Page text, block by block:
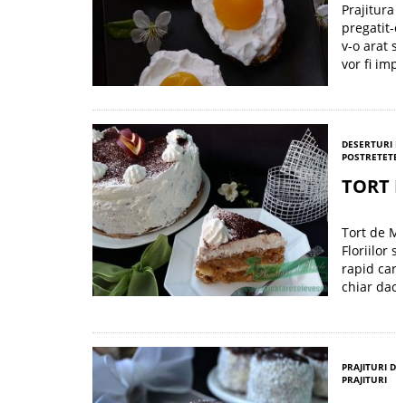
v-o arat
vor fi
DESERTURI
POST
TORT
Tort de
Floriilor
rapid
chiar
PRAJITURI
PRAJITURI